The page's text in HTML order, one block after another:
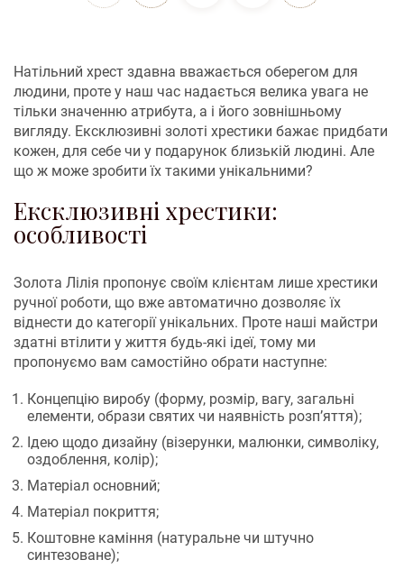
Натільний хрест здавна вважається оберегом для
людини, проте у наш час надається велика увага не
тільки значенню атрибута, а і його зовнішньому
вигляду. Ексклюзивні золоті хрестики бажає придбати
кожен, для себе чи у подарунок близькій людині. Але
що ж може зробити їх такими унікальними?
Ексклюзивні хрестики:
особливості
Золота Лілія пропонує своїм клієнтам лише хрестики
ручної роботи, що вже автоматично дозволяє їх
віднести до категорії унікальних. Проте наші майстри
здатні втілити у життя будь-які ідеї, тому ми
пропонуємо вам самостійно обрати наступне:
Концепцію виробу (форму, розмір, вагу, загальні
елементи, образи святих чи наявність розп’яття);
Ідею щодо дизайну (візерунки, малюнки, символіку,
оздоблення, колір);
Матеріал основний;
Матеріал покриття;
Коштовне каміння (натуральне чи штучно
синтезоване);